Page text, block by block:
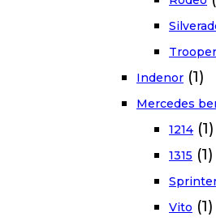
Trooper
Indenor (1)
Mercedes
1214 (1)
1315 (1)
Vito (1)